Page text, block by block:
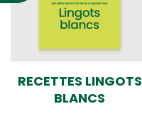
RECETTES LINGOTS
BLANCS